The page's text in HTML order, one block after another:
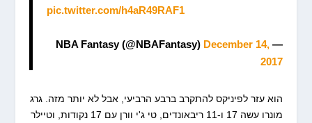
pic.twitter.com/h4aR49RAF1
— NBA Fantasy (@NBAFantasy)
December 14,
2017
הוא עזר לפיניקס להתקרב ברבע הרביעי, אבל לא יותר מזה. גרג
מונרו עשה 17 ו-11 ריבאונדים, טי ג'י וורן עם 17 נקודות, וטיילר